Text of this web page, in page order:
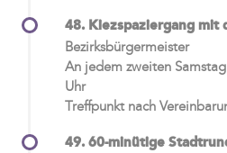
48. Kiezspaziergang mit
Bezirksbürgermeister
An jedem zweiten
Uhr
Treffpunkt nach
49. 60-minütige